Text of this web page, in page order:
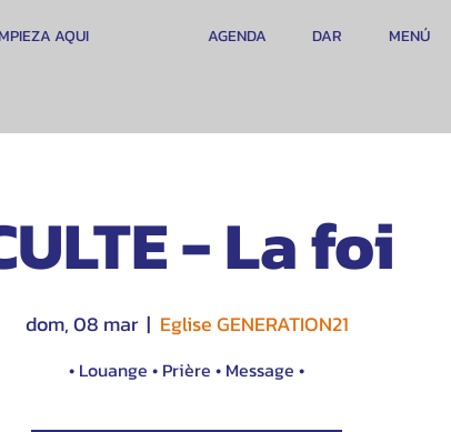
AQUI DAR MENÚ
AGENDA
- La foi
dom, 08 mar
  |
Eglise GENERATION21
• Louange • Prière • Message •